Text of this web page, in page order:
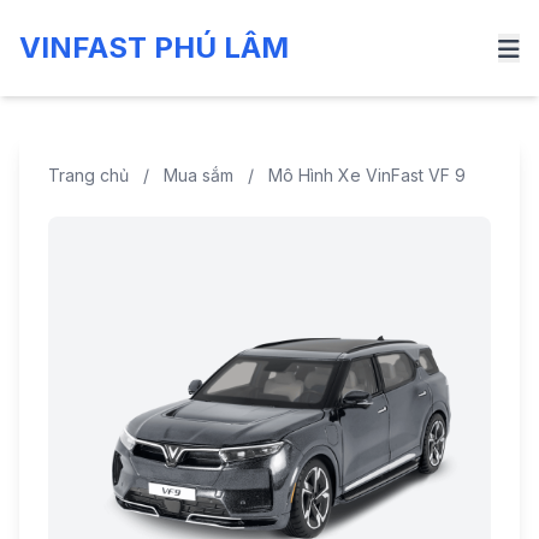
VINFAST PHÚ LÂM
Trang chủ / Mua sắm / Mô Hình Xe VinFast VF 9